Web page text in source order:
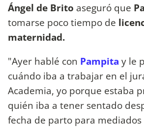
Ángel de Brito aseguró que
tomarse poco tiempo de
maternidad.
"Ayer hablé con Pampita y le
cuándo iba a trabajar en el
Academia, yo porque estaba
quién iba a tener sentado
fecha de parto para